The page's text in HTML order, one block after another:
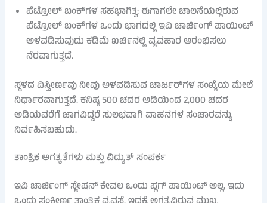
ಪೆಟ್ರೋಲ್ ಬಂಕ್‌ಗಳ ಸಹಭಾಗಿತ್ವ: ಈಗಾಗಲೇ ಚಾಲನೆಯಲ್ಲಿರುವ
ಪೆಟ್ರೋಲ್ ಬಂಕ್‌ಗಳ ಒಂದು ಭಾಗದಲ್ಲಿ ಇವಿ ಚಾರ್ಜಿಂಗ್ ಪಾಯಿಂಟ್
ಅಳವಡಿಸುವುದು ಕಡಿಮೆ ಖರ್ಚಿನಲ್ಲಿ ವ್ಯವಹಾರ ಆರಂಭಿಸಲು
ನೆರವಾಗುತ್ತದೆ.
ಸ್ಥಳದ ವಿಸ್ತೀರ್ಣವು ನೀವು ಅಳವಡಿಸುವ ಚಾರ್ಜರ್‌ಗಳ ಸಂಖ್ಯೆಯ ಮೇಲೆ
ನಿರ್ಧಾರವಾಗುತ್ತದೆ. ಕನಿಷ್ಠ 500 ಚದರ ಅಡಿಯಿಂದ 2,000 ಚದರ
ಅಡಿಯವರೆಗೆ ಜಾಗವಿದ್ದರೆ ಸುಲಭವಾಗಿ ವಾಹನಗಳ ಸಂಚಾರವನ್ನು
ನಿರ್ವಹಿಸಬಹುದು.
ತಾಂತ್ರಿಕ ಅಗತ್ಯತೆಗಳು ಮತ್ತು ವಿದ್ಯುತ್ ಸಂಪರ್ಕ
ಇವಿ ಚಾರ್ಜಿಂಗ್ ಸ್ಟೇಷನ್ ಕೇವಲ ಒಂದು ಪ್ಲಗ್ ಪಾಯಿಂಟ್ ಅಲ್ಲ, ಇದು